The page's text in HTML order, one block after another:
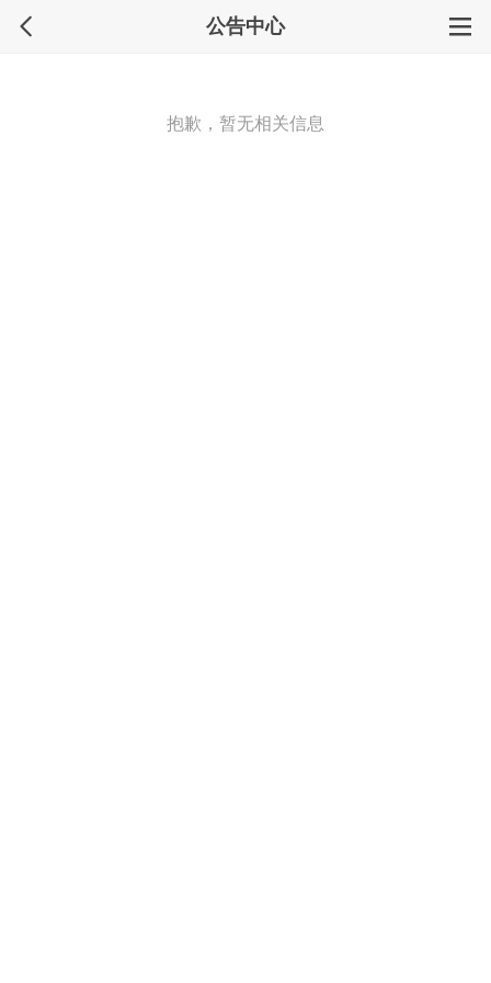
公告中心
抱歉，暂无相关信息